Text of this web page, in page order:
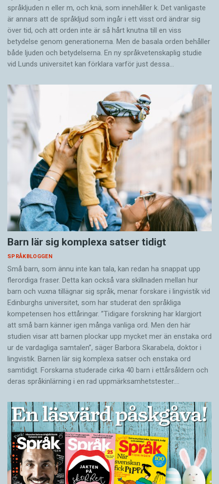
språkljuden n eller m, och knä, som innehåller k. Det vanligaste
är annars att de språkljud som ingår i ett visst ord ändrar sig
över tid, och att orden inte är så hårt knutna till en viss
betydelse genom generationerna. Men de basala orden behåller
både ljuden och betydelserna. En ny språkvetenskaplig studie
vid Lunds universitet kan förklara varför just dessa…
Barn lär sig komplexa satser tidigt
SPRÅKBLOGGEN
Små barn, som ännu inte kan tala, kan redan ha snappat upp
flerordiga fraser. Detta kan också vara skillnaden mellan hur
barn och vuxna tillägnar sig språk, menar forskare i lingvistik vid
Edinburghs universitet, som har studerat den språkliga
kompetensen hos ettåringar. ”Tidigare forskning har klargjort
att små barn känner igen många vanliga ord. Men den här
studien visar att barnen plockar upp mycket mer än enstaka ord
ur de vardagliga samtalen”, säger Barbora Skarabela, doktor i
lingvistik. Barnen lär sig komplexa satser och enstaka ord
samtidigt. Forskarna studerade cirka 40 barn i ettårsåldern och
deras språkinlärning i en rad uppmärksamhetstester.…